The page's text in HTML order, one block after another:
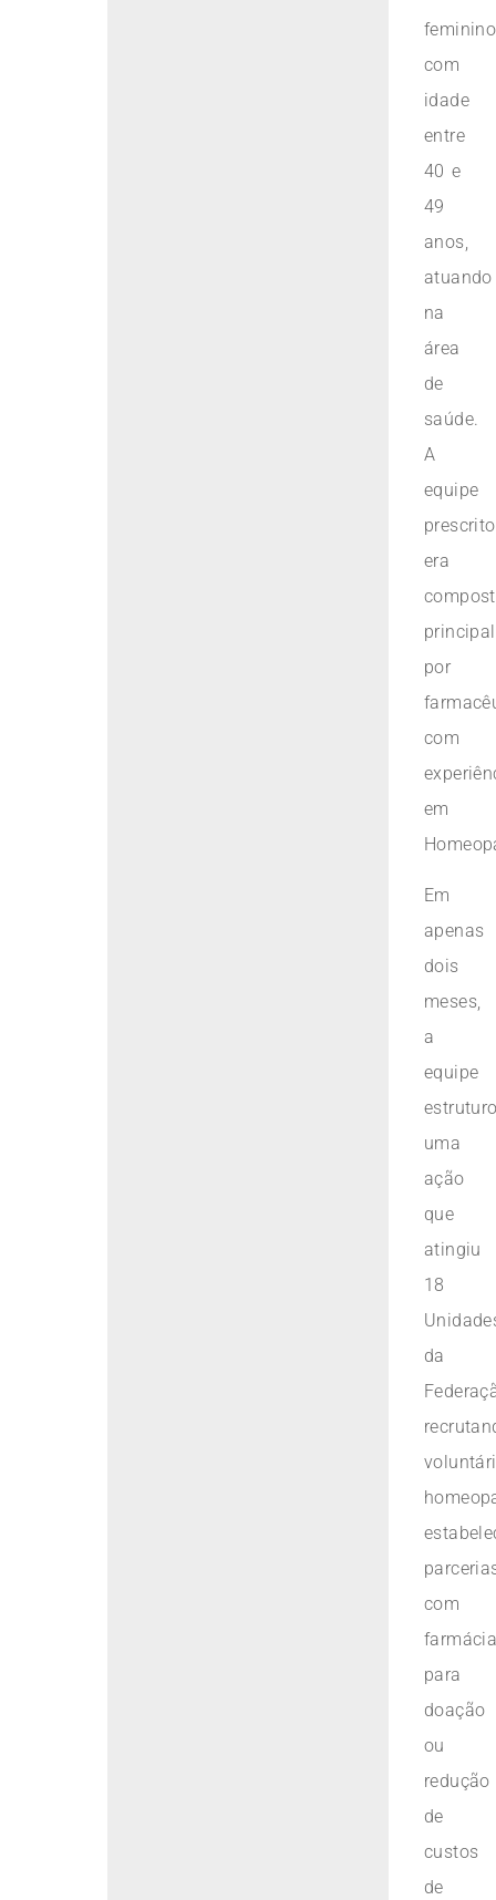
com
idade
entre
40 e
49
anos,
atuando
na
área
de
saúde.
A
equipe
era
por
com
em
Em
apenas
dois
meses,
a
equipe
uma
ação
que
atingiu
18
da
com
para
doação
ou
redução
de
custos
de